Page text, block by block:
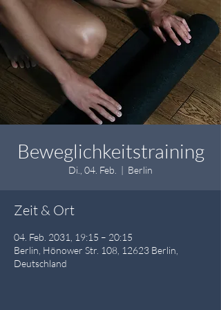
Beweglichkeitstraining
Di., 04. Feb.
  |
Berlin
Zeit & Ort
04. Feb. 2031, 19:15 – 20:15
Berlin, Hönower Str. 108, 12623 Berlin,
Deutschland